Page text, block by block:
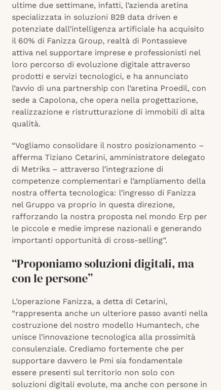
ultime due settimane, infatti, l’azienda aretina
specializzata in soluzioni B2B data driven e
potenziate dall’intelligenza artificiale ha acquisito
il 60% di Fanizza Group, realtà di Pontassieve
attiva nel supportare imprese e professionisti nel
loro percorso di evoluzione digitale attraverso
prodotti e servizi tecnologici, e ha annunciato
l’avvio di una partnership con l’aretina Proedil, con
sede a Capolona, che opera nella progettazione,
realizzazione e ristrutturazione di immobili di alta
qualità.
“Vogliamo consolidare il nostro posizionamento –
afferma Tiziano Cetarini, amministratore delegato
di Metriks – attraverso l’integrazione di
competenze complementari e l’ampliamento della
nostra offerta tecnologica: l’ingresso di Fanizza
nel Gruppo va proprio in questa direzione,
rafforzando la nostra proposta nel mondo Erp per
le piccole e medie imprese nazionali e generando
importanti opportunità di cross-selling”.
“Proponiamo soluzioni digitali, ma
con le persone”
L’operazione Fanizza, a detta di Cetarini,
“rappresenta anche un ulteriore passo avanti nella
costruzione del nostro modello Humantech, che
unisce l’innovazione tecnologica alla prossimità
consulenziale. Crediamo fortemente che per
supportare davvero le Pmi sia fondamentale
essere presenti sul territorio non solo con
soluzioni digitali evolute, ma anche con persone in